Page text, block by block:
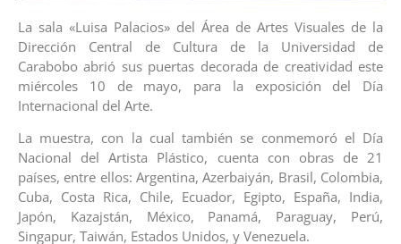
La sala «Luisa Palacios» del Área de Artes Visuales de la
Dirección Central de Cultura de la Universidad de
Carabobo abrió sus puertas decorada de creatividad este
miércoles 10 de mayo, para la exposición del Día
Internacional del Arte.
La muestra, con la cual también se conmemoró el Día
Nacional del Artista Plástico, cuenta con obras de 21
países, entre ellos: Argentina, Azerbaiyán, Brasil, Colombia,
Cuba, Costa Rica, Chile, Ecuador, Egipto, España, India,
Japón, Kazajstán, México, Panamá, Paraguay, Perú,
Singapur, Taiwán, Estados Unidos, y Venezuela.